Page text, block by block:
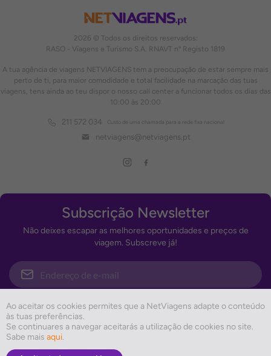
Ao aceitar os cookies permites que a NetViagens adapte o conteúdo
às tuas preferências.
Se continuares a navegar aceitarás a utilização de cookies no site.
Sabe mais aqui.
2026 © Todos os direitos reservados:
RASO - Viagens e Turismo S.A. RNAVT nº Registo 1819
A tua agência de viagens NETVIAGENS tem a preocupação de estar sempre mais
perto de ti, para maior comodidade e total facilidade na marcação das tuas
viagens, tens ainda ao teu dispor o nosso call center a funcionar todos os dias das
10:00 às 20:00
211 572 034 Custo de uma chamada para a rede fixa nacional
netviagens@netviagens.pt
Subscrição Newsletter
Não deixes escapar as melhores oportunidades e preços de
viagem. Subscreve já!
Subscrever